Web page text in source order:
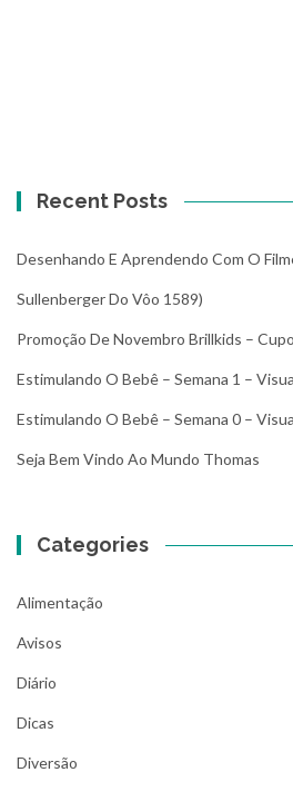
Recent Posts
Desenhando E Aprendendo Com O
Sullenberger Do Vôo 1589)
Promoção De Novembro Brillkids –
Estimulando O Bebê – Semana 1 –
Estimulando O Bebê – Semana 0 –
Seja Bem Vindo Ao Mundo Thomas
Categories
Alimentação
Avisos
Diário
Dicas
Diversão